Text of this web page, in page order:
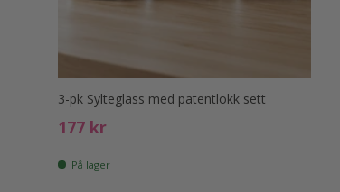
3-pk Sylteglass med patentlokk sett
Ord. pris
177 kr
På lager